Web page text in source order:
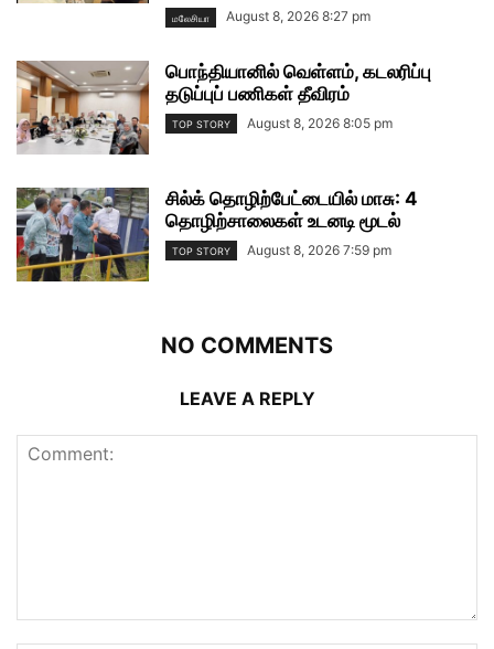
மலேசியா August 8, 2026 8:27 pm
பொந்தியானில் வெள்ளம், கடலரிப்பு
தடுப்புப் பணிகள் தீவிரம்
TOP STORY August 8, 2026 8:05 pm
சில்க் தொழிற்பேட்டையில் மாசு: 4
தொழிற்சாலைகள் உடனடி மூடல்
TOP STORY August 8, 2026 7:59 pm
NO COMMENTS
LEAVE A REPLY